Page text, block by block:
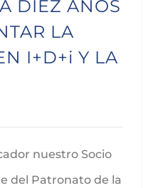
DIEZ AÑOS
LA
I+D+i Y LA
nuestro Socio
del Patronato de la